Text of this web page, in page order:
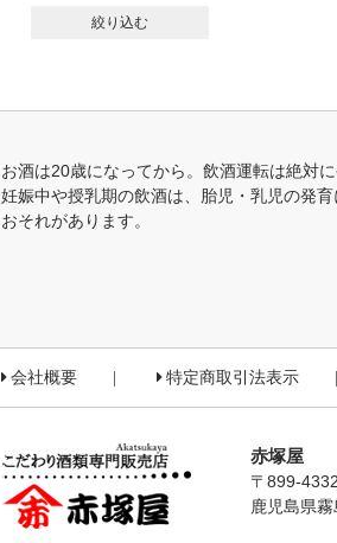
絞り込む
お酒は20歳になってから。飲酒運転は絶対に
妊娠中や授乳期の飲酒は、胎児・乳児の発
おそれがあります。
会社概要 特定商取引法表示
赤塚屋
〒899-4332
鹿児島県